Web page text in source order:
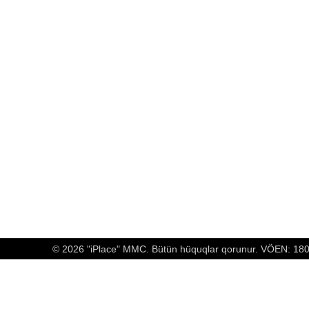
© 2026 "iPlace" MMC. Bütün hüquqlar qorunur. VÖEN: